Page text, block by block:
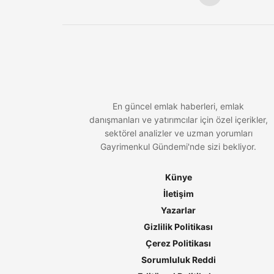
En güncel emlak haberleri, emlak
danışmanları ve yatırımcılar için özel içerikler,
sektörel analizler ve uzman yorumları
Gayrimenkul Gündemi'nde sizi bekliyor.
Künye
İletişim
Yazarlar
Gizlilik Politikası
Çerez Politikası
Sorumluluk Reddi